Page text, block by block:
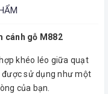
cánh gỗ M882
khéo léo giữa quạt
được sử dụng như một
của bạn.